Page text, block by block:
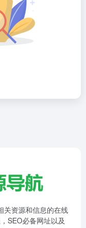
关资源和信息的在线
SEO必备网址以及